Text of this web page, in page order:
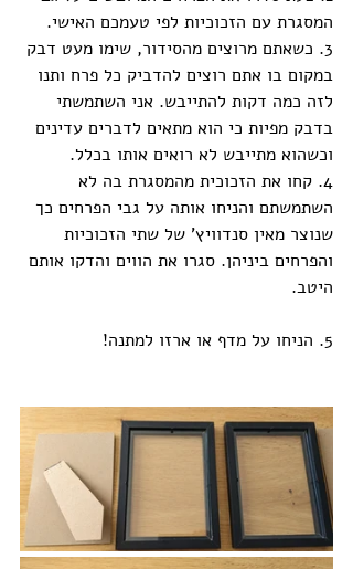
המסגרת עם הזכוכיות לפי טעמכם האישי.
3. כשאתם מרוצים מהסידור, שימו מעט דבק
במקום בו אתם רוצים להדביק כל פרח ותנו
לזה כמה דקות להתייבש. אני השתמשתי
בדבק מפיות כי הוא מתאים לדברים עדינים
וכשהוא מתייבש לא רואים אותו בכלל.
4. קחו את הזכוכית מהמסגרת בה לא
השתמשתם והניחו אותה על גבי הפרחים כך
שנוצר מאין סנדוויץ' של שתי הזכוכיות
והפרחים ביניהן. סגרו את הווים והדקו אותם
היטב.
5. הניחו על מדף או ארזו למתנה!